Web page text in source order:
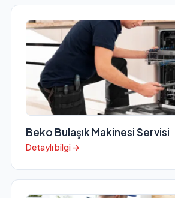
Beko Bulaşık Makinesi Servisi
Detaylı bilgi →